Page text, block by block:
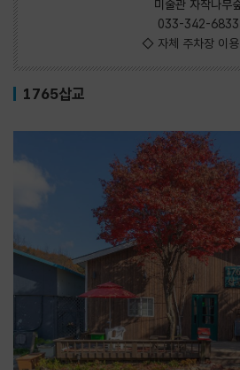
미술관 자작나무
033-342-6833
◇ 자체 주차장 이
1765삽교